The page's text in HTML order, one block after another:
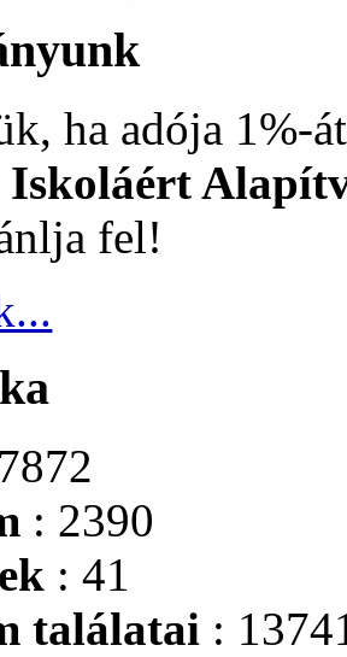
ha adója 1%-
Iskoláért
fel!
: 2390
: 41
találatai :